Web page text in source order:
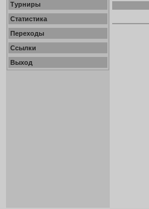
Турниры
Статистика
Переходы
Ссылки
Выход